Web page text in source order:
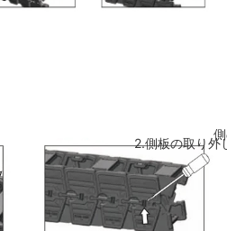
ンクに差し
弾性シートを両
ください
2.側板の取り外